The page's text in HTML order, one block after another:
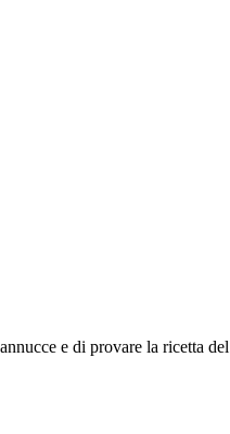
e di provare la ricetta del